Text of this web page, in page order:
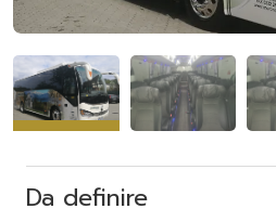
Da definire